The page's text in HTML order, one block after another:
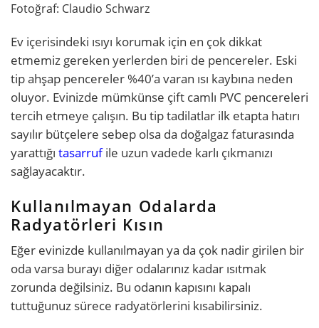
Fotoğraf: Claudio Schwarz
Ev içerisindeki ısıyı korumak için en çok dikkat
etmemiz gereken yerlerden biri de pencereler. Eski
tip ahşap pencereler %40’a varan ısı kaybına neden
oluyor. Evinizde mümkünse çift camlı PVC pencereleri
tercih etmeye çalışın. Bu tip tadilatlar ilk etapta hatırı
sayılır bütçelere sebep olsa da doğalgaz faturasında
yarattığı tasarrufile uzun vadede karlı çıkmanızı
sağlayacaktır.
Kullanılmayan Odalarda
Radyatörleri Kısın
Eğer evinizde kullanılmayan ya da çok nadir girilen bir
oda varsa burayı diğer odalarınız kadar ısıtmak
zorunda değilsiniz. Bu odanın kapısını kapalı
tuttuğunuz sürece radyatörlerini kısabilirsiniz.